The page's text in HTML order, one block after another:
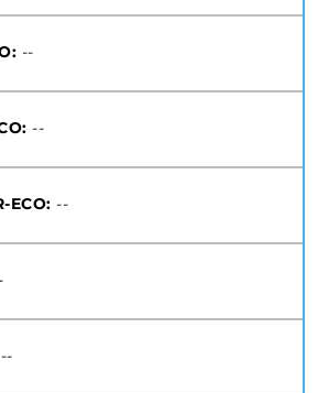
--
--
ECO: --
--